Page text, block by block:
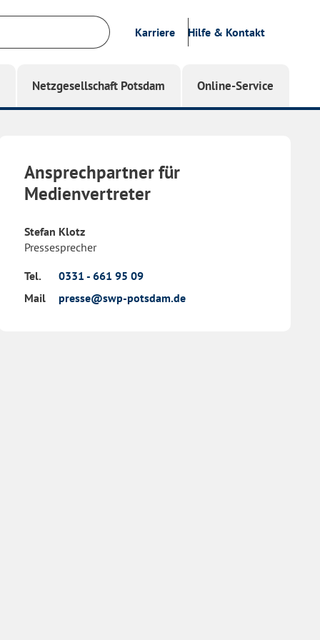
Karriere Hilfe & Kontakt
Netzgesellschaft Potsdam Online-Service
Ansprechpartner für
Medienvertreter
Stefan Klotz
Pressesprecher
Tel.
0331 - 661 95 09
Mail
presse@swp-potsdam.de